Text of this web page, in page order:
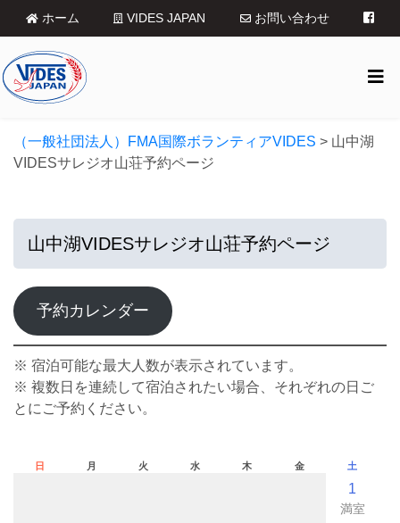
ホーム VIDES JAPAN お問い合わせ
（一般社団法人）FMA国際ボランティアVIDES > 山中湖
VIDESサレジオ山荘予約ページ
山中湖VIDESサレジオ山荘予約ページ
予約カレンダー
※ 宿泊可能な最大人数が表示されています。
※ 複数日を連続して宿泊されたい場合、それぞれの日ご
とにご予約ください。
日 月 火 水 木 金 土
1
満室